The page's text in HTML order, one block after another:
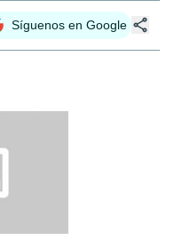
Síguenos en Google